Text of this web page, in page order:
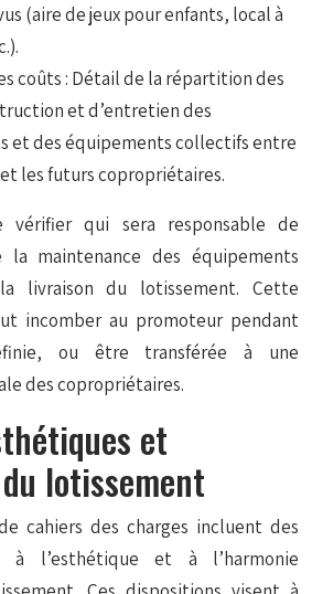
(aire de jeux pour enfants, local à
coûts : Détail de la répartition des
et d’entretien des
et des équipements collectifs entre
les futurs copropriétaires.
qui sera responsable de
maintenance des équipements
livraison du lotissement. Cette
incomber au promoteur pendant
ou être transférée à une
des copropriétaires.
et
lotissement
cahiers des charges incluent des
à l’esthétique et à l’harmonie